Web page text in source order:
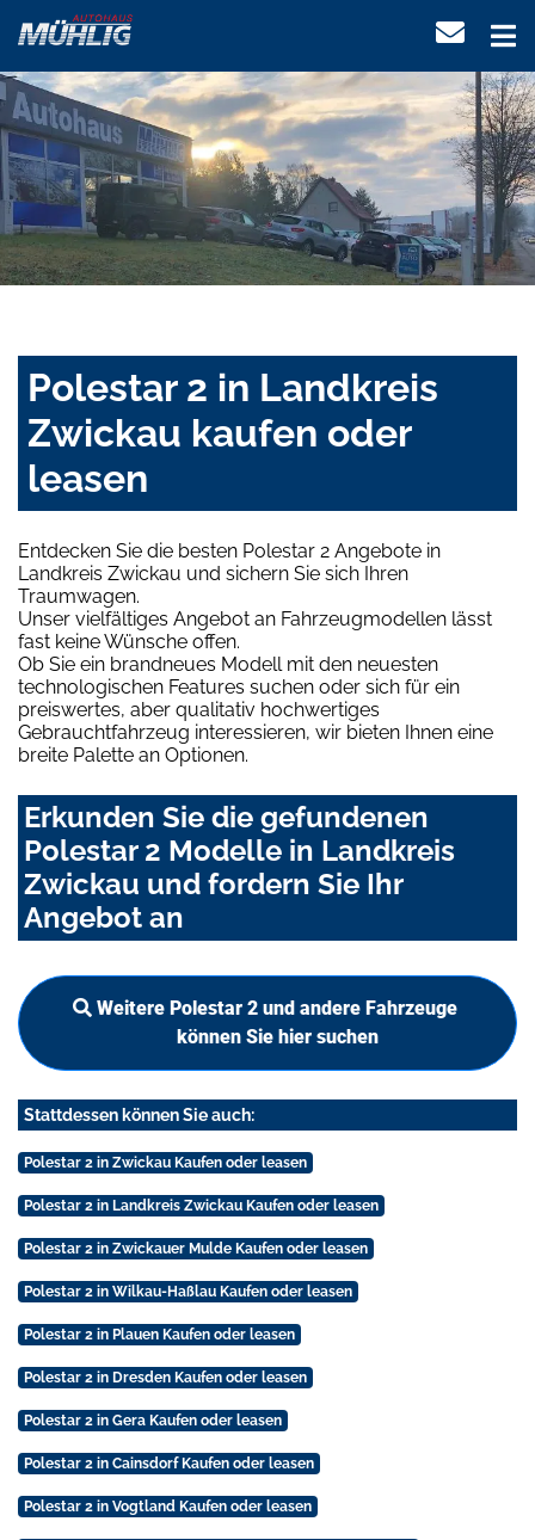
Polestar 2 in Landkreis
Zwickau kaufen oder
leasen
Entdecken Sie die besten Polestar 2 Angebote in
Landkreis Zwickau und sichern Sie sich Ihren
Traumwagen.
Unser vielfältiges Angebot an Fahrzeugmodellen lässt
fast keine Wünsche offen.
Ob Sie ein brandneues Modell mit den neuesten
technologischen Features suchen oder sich für ein
preiswertes, aber qualitativ hochwertiges
Gebrauchtfahrzeug interessieren, wir bieten Ihnen eine
breite Palette an Optionen.
Erkunden Sie die gefundenen
Polestar 2 Modelle in Landkreis
Zwickau und fordern Sie Ihr
Angebot an
Weitere Polestar 2 und andere Fahrzeuge
können Sie hier suchen
Stattdessen können Sie auch:
Polestar 2 in Zwickau Kaufen oder leasen
Polestar 2 in Landkreis Zwickau Kaufen oder leasen
Polestar 2 in Zwickauer Mulde Kaufen oder leasen
Polestar 2 in Wilkau-Haßlau Kaufen oder leasen
Polestar 2 in Plauen Kaufen oder leasen
Polestar 2 in Dresden Kaufen oder leasen
Polestar 2 in Gera Kaufen oder leasen
Polestar 2 in Cainsdorf Kaufen oder leasen
Polestar 2 in Vogtland Kaufen oder leasen